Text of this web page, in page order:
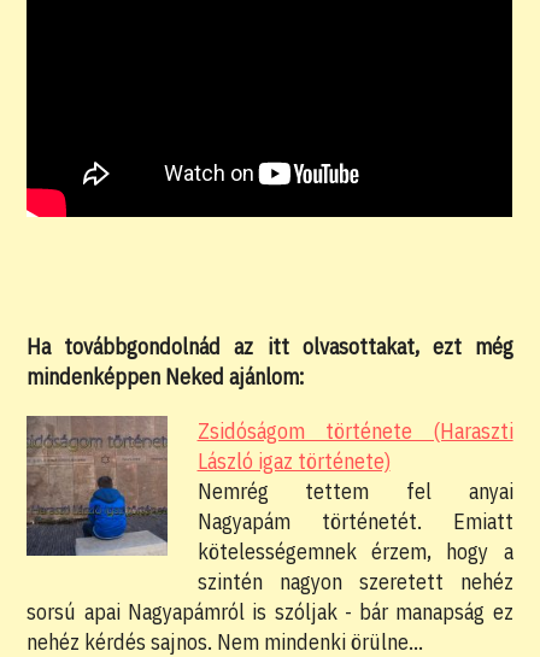
Ha továbbgondolnád az itt olvasottakat, ezt még
mindenképpen Neked ajánlom:
Zsidóságom története (Haraszti
László igaz története)
Nemrég tettem fel anyai
Nagyapám történetét. Emiatt
kötelességemnek érzem, hogy a
szintén nagyon szeretett nehéz
sorsú apai Nagyapámról is szóljak - bár manapság ez
nehéz kérdés sajnos. Nem mindenki örülne…